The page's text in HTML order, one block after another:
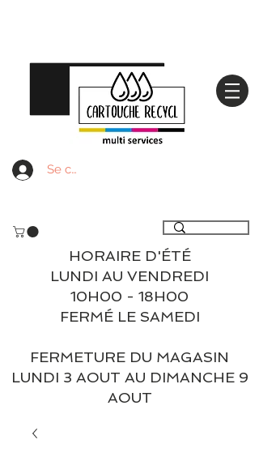
Se connecter
HORAIRE D'ÉTÉ
LUNDI AU VENDREDI
10H00 - 18H00
FERMÉ LE SAMEDI
FERMETURE DU MAGASIN
LUNDI 3 AOUT AU DIMANCHE 9
AOUT